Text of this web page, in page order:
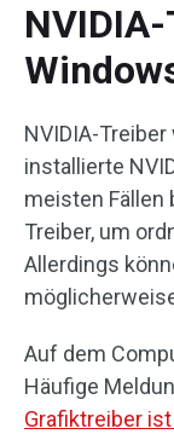
NVIDIA-
installierte
meisten Fällen
Treiber, um
Allerdings
Auf dem
Häufige
Grafiktreiber